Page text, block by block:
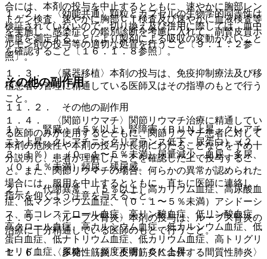
１．２． 〈効能共通〉顆粒とカプセルの生物学的同等性は
検証されていないので、切り換え及び併用に際しては、血中
濃度を測定することにより製剤による吸収の変動がないこと
を確認すること〔１６．１．８参照〕。
１．３． 〈臓器移植〉本剤の投与は、免疫抑制療法及び移
植患者の管理に精通している医師又はその指導のもとで行う
こと。
１．４． 〈関節リウマチ〉関節リウマチ治療に精通してい
る医師のみが使用するとともに、関節リウマチ患者に対して
本剤の危険性や本剤の投与が長期にわたることなどを予め十
分説明し、患者が理解したことを確認した上で投与するこ
と。また、関節リウマチの場合、何らかの異常が認められた
場合には、服用を中止するとともに、直ちに医師に連絡し、
指示を仰ぐよう注意を与えること。
１．５． 〈ループス腎炎〉本剤の投与は、ループス腎炎の
治療に十分精通している医師のもとで行うこと。
１．６． 〈多発性筋炎・皮膚筋炎に合併する間質性肺炎〉
合には、本剤の投与を中止するとともに、速やかに胸部レン
トゲン検査、速やかに胸部ＣＴ検査及び速やかに血液検査等
を実施し、感染症との鑑別診断を考慮に入れて、副腎皮質ホ
ルモン剤の投与等の適切な処置を行うこと〔９．１．２参
照〕。
その他の副作用
１１．２． その他の副作用
１）． 腎臓：（５％以上）腎障害（ＢＵＮ上昇、クレアチ
ニン上昇、クレアチニンクリアランス低下、尿蛋白）（２
３．１％）、（０．１〜５％未満）尿量減少、血尿、多尿、
（０．１％未満）頻尿、残尿感。
２）． 代謝異常：（５％以上）高カリウム血症、高尿酸血
症、低マグネシウム血症、（０．１〜５％未満）アシドーシ
ス、高コレステロール血症、高リン酸血症、低リン酸血症、
高クロール血症、高カルシウム血症、低カルシウム血症、低
蛋白血症、低ナトリウム血症、低カリウム血症、高トリグリ
セリド血症、尿糖、（頻度不明）ＣＫ上昇。